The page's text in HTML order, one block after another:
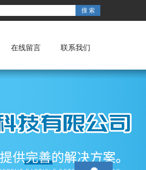
在线留言 联系我们